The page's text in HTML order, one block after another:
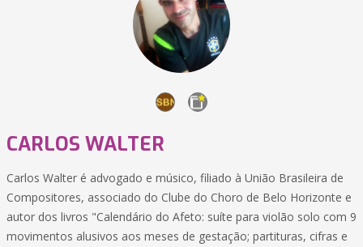
CARLOS WALTER
Carlos Walter é advogado e músico, filiado à União Brasileira de
Compositores, associado do Clube do Choro de Belo Horizonte e
autor dos livros "Calendário do Afeto: suíte para violão solo com 9
movimentos alusivos aos meses de gestação; partituras, cifras e